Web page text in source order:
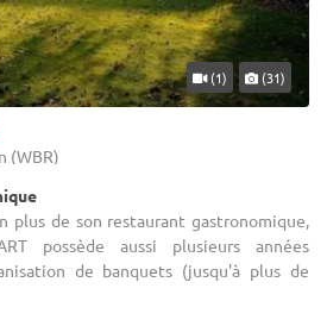
(1) (31)
(WBR)
plus de son restaurant gastronomique,
possède aussi plusieurs années
de banquets (jusqu'à plus de